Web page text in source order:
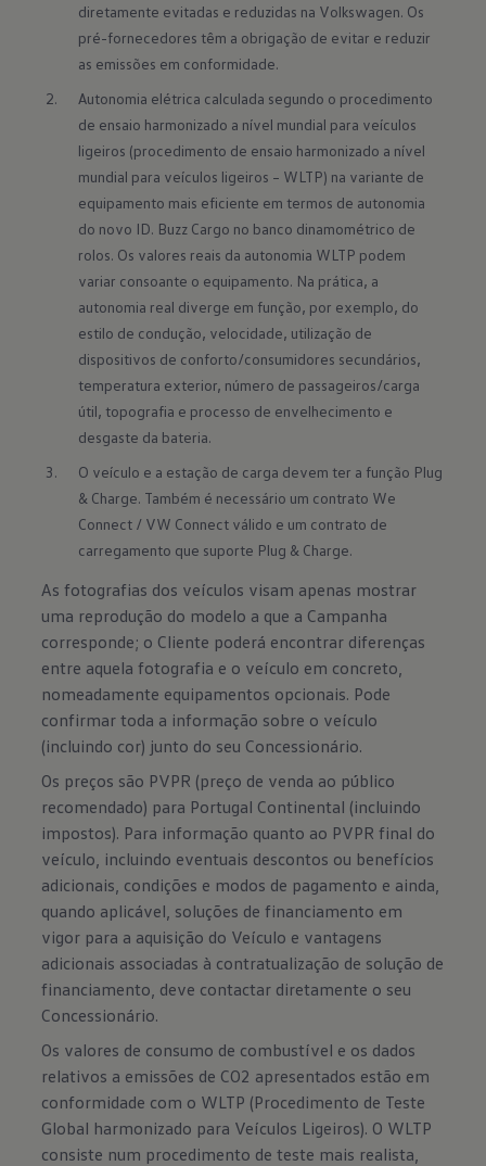
diretamente evitadas e reduzidas na Volkswagen. Os
pré-fornecedores têm a obrigação de evitar e reduzir
as emissões em conformidade.
Autonomia elétrica calculada segundo o procedimento
de ensaio harmonizado a nível mundial para veículos
ligeiros (procedimento de ensaio harmonizado a nível
mundial para veículos ligeiros – WLTP) na variante de
equipamento mais eficiente em termos de autonomia
do novo ID. Buzz Cargo no banco dinamométrico de
rolos. Os valores reais da autonomia WLTP podem
variar consoante o equipamento. Na prática, a
autonomia real diverge em função, por exemplo, do
estilo de condução, velocidade, utilização de
dispositivos de conforto/consumidores secundários,
temperatura exterior, número de passageiros/carga
útil, topografia e processo de envelhecimento e
desgaste da bateria.
O veículo e a estação de carga devem ter a função Plug
& Charge. Também é necessário um contrato We
Connect / VW Connect válido e um contrato de
carregamento que suporte Plug & Charge.
As fotografias dos veículos visam apenas mostrar
uma reprodução do modelo a que a Campanha
corresponde; o Cliente poderá encontrar diferenças
entre aquela fotografia e o veículo em concreto,
nomeadamente equipamentos opcionais. Pode
confirmar toda a informação sobre o veículo
(incluindo cor) junto do seu Concessionário.
Os preços são PVPR (preço de venda ao público
recomendado) para Portugal Continental (incluindo
impostos). Para informação quanto ao PVPR final do
veículo, incluindo eventuais descontos ou benefícios
adicionais, condições e modos de pagamento e ainda,
quando aplicável, soluções de financiamento em
vigor para a aquisição do Veículo e vantagens
adicionais associadas à contratualização de solução de
financiamento, deve contactar diretamente o seu
Concessionário.
Os valores de consumo de combustível e os dados
relativos a emissões de CO2 apresentados estão em
conformidade com o WLTP (Procedimento de Teste
Global harmonizado para Veículos Ligeiros). O WLTP
consiste num procedimento de teste mais realista,